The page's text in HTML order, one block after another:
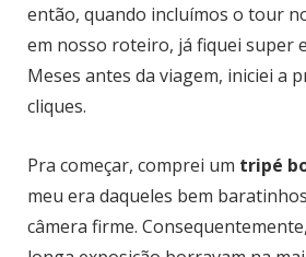
então, quando incluímos o tour
em nosso roteiro, já fiquei super
Meses antes da viagem, iniciei a
cliques.
Pra começar, comprei um tripé
meu era daqueles bem
câmera firme.